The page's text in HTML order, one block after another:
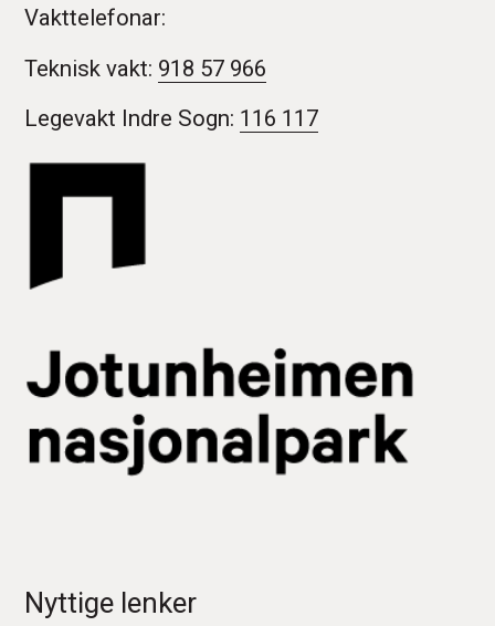
Vakttelefonar:
Teknisk vakt: 918 57 966
Legevakt Indre Sogn: 116 117
Nyttige lenker